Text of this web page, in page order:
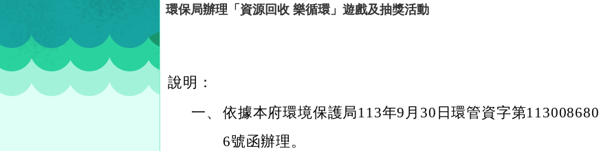
環保局辦理「資源回收 樂循環」遊戲及抽獎活動
說明：
一、 依據本府環境保護局113年9月30日環管資字第113008680
6號函辦理。